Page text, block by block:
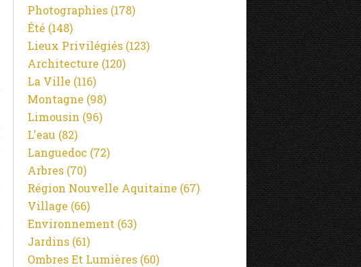
Photographies (178)
Été (148)
Lieux Privilégiés (123)
Architecture (120)
La Ville (116)
Montagne (98)
Limousin (96)
L'eau (82)
Languedoc (72)
Arbres (70)
Région Nouvelle Aquitaine (67)
Village (66)
Environnement (63)
Jardins (61)
Ombres Et Lumières (60)